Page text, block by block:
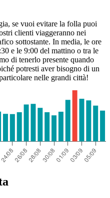
se vuoi evitare la folla puoi
clienti viaggeranno nei
sottostante. In media, le ore
e le 9:00 del mattino o tra le
di tenerlo presente quando
potresti aver bisogno di un
nelle grandi città!